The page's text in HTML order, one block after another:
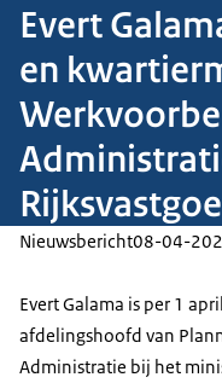
Evert
en
Nieuwsbericht08-04-
Evert Galama is per 1
afdelingshoofd van
Administratie bij het